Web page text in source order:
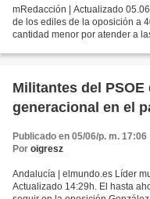
mRedacción | Actualizado
de los ediles de la oposición a
cantidad menor por atender a
Militantes del
generacional en el
Publicado en 05/06/p. m. 17:06
Por oigresz
Andalucía | elmundo.es Líder
Actualizado 14:29h. El hasta